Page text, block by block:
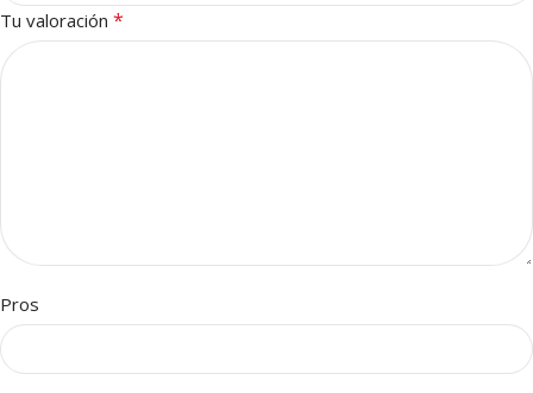
Tu valoración *
Pros